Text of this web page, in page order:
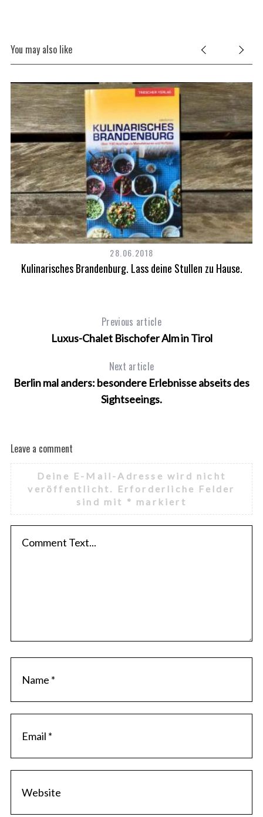
You may also like
28.06.2018
Kulinarisches Brandenburg. Lass deine Stullen zu Hause.
Previous article
Luxus-Chalet Bischofer Alm in Tirol
Next article
Berlin mal anders: besondere Erlebnisse abseits des
Sightseeings.
Leave a comment
Deine E-Mail-Adresse wird nicht
veröffentlicht.
Erforderliche Felder
sind mit * markiert